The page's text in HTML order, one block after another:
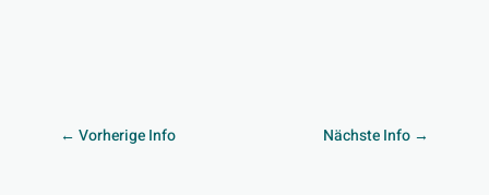
← Vorherige Info Nächste Info →